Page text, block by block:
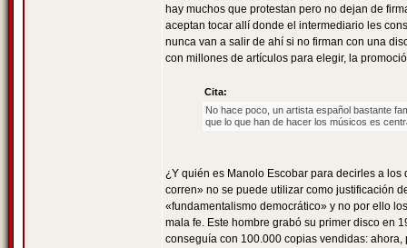
hay muchos que protestan pero no dejan de
aceptan tocar allí donde el intermediario les
nunca van a salir de ahí si no firman con una
con millones de artículos para elegir, la
Cita:
No hace poco, un artista español bastante
que lo que han de hacer los músicos es
¿Y quién es Manolo Escobar para decirles a
corren» no se puede utilizar como justificación
«fundamentalismo democrático» y no por ello
mala fe. Este hombre grabó su primer disco en
conseguía con 100.000 copias vendidas: